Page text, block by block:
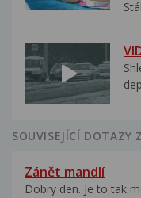
SOUVISEJÍCÍ DOTAZY
Zánět mandlí
Dobry den. Je to tak